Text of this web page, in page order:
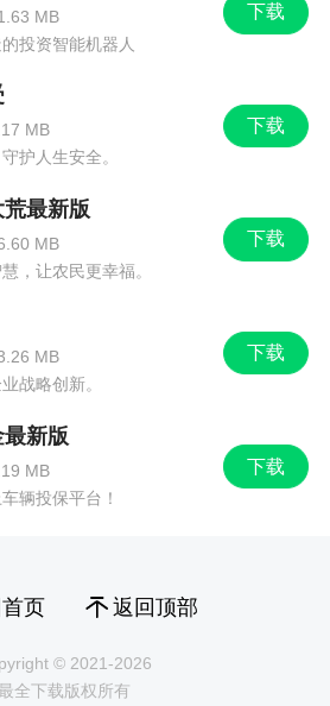
下载
MB
投资智能机器人
下载
MB
护人生安全。
下载
最新版
MB
，让农民更幸福。
下载
MB
战略创新。
下载
新版
MB
辆投保平台！
页 返回顶部
© 2021-2026
全下载版权所有